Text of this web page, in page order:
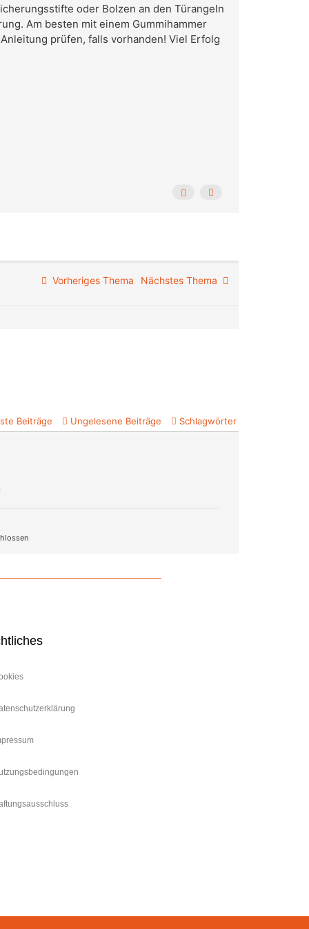
oder Bolzen an den Türangeln
Am besten mit einem Gummihammer
prüfen, falls vorhanden! Viel Erfolg
Vorheriges Thema Nächstes Thema
Beiträge Ungelesene Beiträge Schlagwörter